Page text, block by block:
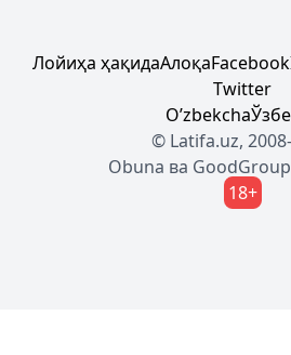
Лойиҳа ҳақидаАлоқаFacebook
Twitter
Oʼzbekcha
© Latifa.uz,
Obuna ва GoodGroup
18+